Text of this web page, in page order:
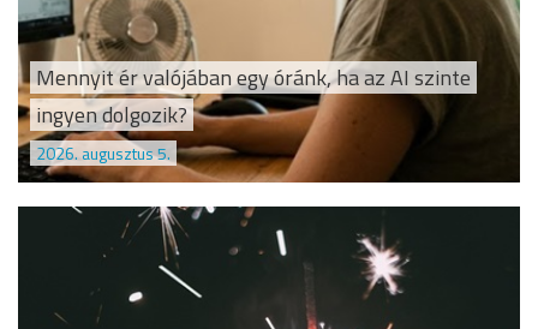
Mennyit ér valójában egy óránk, ha az AI szinte
ingyen dolgozik?
2026. augusztus 5.